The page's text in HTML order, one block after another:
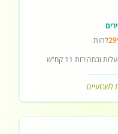
לחות
ובמהירות 11 קמ"ש
לשבועיים